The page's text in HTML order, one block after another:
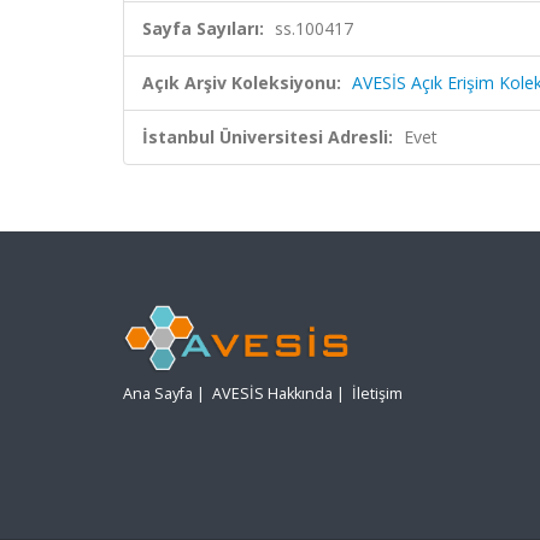
Sayfa Sayıları: ss.100417
Açık Arşiv Koleksiyonu: AVESİS Açık Erişim
İstanbul Üniversitesi Adresli: Evet
Ana Sayfa | AVESİS Hakkında | İletişim